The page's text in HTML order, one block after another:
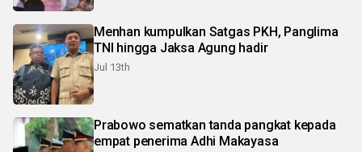
Menhan kumpulkan Satgas PKH, Panglima
TNI hingga Jaksa Agung hadir
Jul 13th
Prabowo sematkan tanda pangkat kepada
empat penerima Adhi Makayasa